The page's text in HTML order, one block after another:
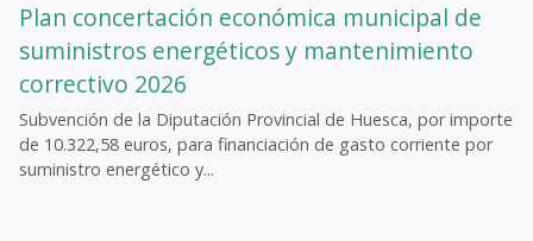
Plan concertación económica municipal de
suministros energéticos y mantenimiento
correctivo 2026
Subvención de la Diputación Provincial de Huesca, por importe
de 10.322,58 euros, para financiación de gasto corriente por
suministro energético y...